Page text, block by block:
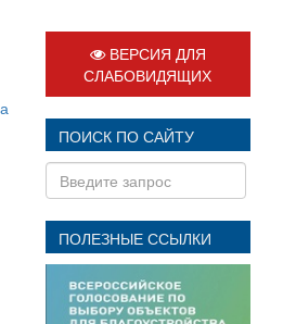
ВЕРСИЯ ДЛЯ
СЛАБОВИДЯЩИХ
ПОИСК ПО САЙТУ
ПОЛЕЗНЫЕ ССЫЛКИ